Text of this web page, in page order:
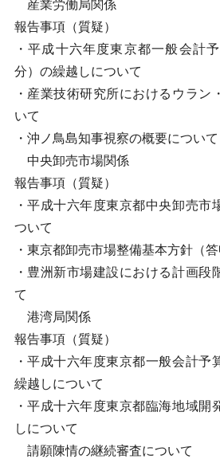
産業労働局関係
報告事項（質疑）
・平成十六年度東京都一般会計
分）の繰越しについて
・産業技術研究所におけるウラン
いて
・沖ノ鳥島知事視察の概要について
中央卸売市場関係
報告事項（質疑）
・平成十六年度東京都中央卸売市
ついて
・東京都卸売市場整備基本方針（
・豊洲新市場建設における計画段
て
港湾局関係
報告事項（質疑）
・平成十六年度東京都一般会計予
繰越しについて
・平成十六年度東京都臨海地域開
しについて
請願陳情の継続審査について